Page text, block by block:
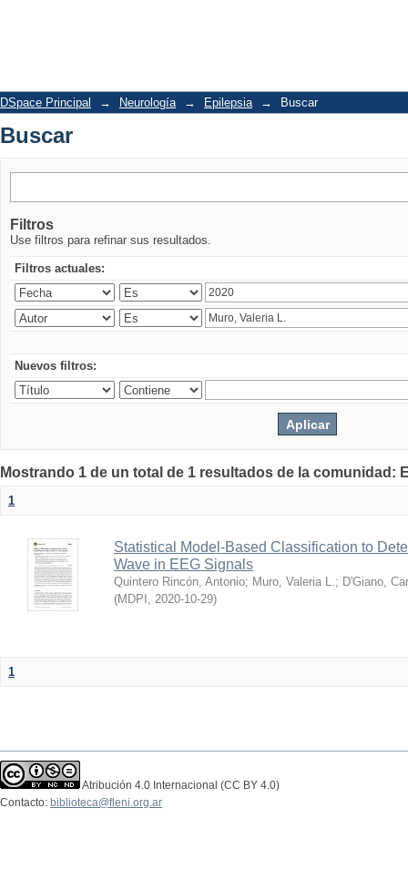
DSpace Principal → Neurología → Epilepsia → Buscar
Buscar
Filtros
Use filtros para refinar sus resultados.
Filtros actuales:
Nuevos filtros:
Mostrando 1 de un total de 1 resultados de la comunidad:
1
Statistical Model-Based Classification to
Wave in EEG Signals
Quintero Rincón, Antonio; Muro, Valeria L.; D'Giano,
(MDPI , 2020-10-29)
1
Atribución 4.0 Internacional (CC BY 4.0)
Contacto: biblioteca@fleni.org.ar